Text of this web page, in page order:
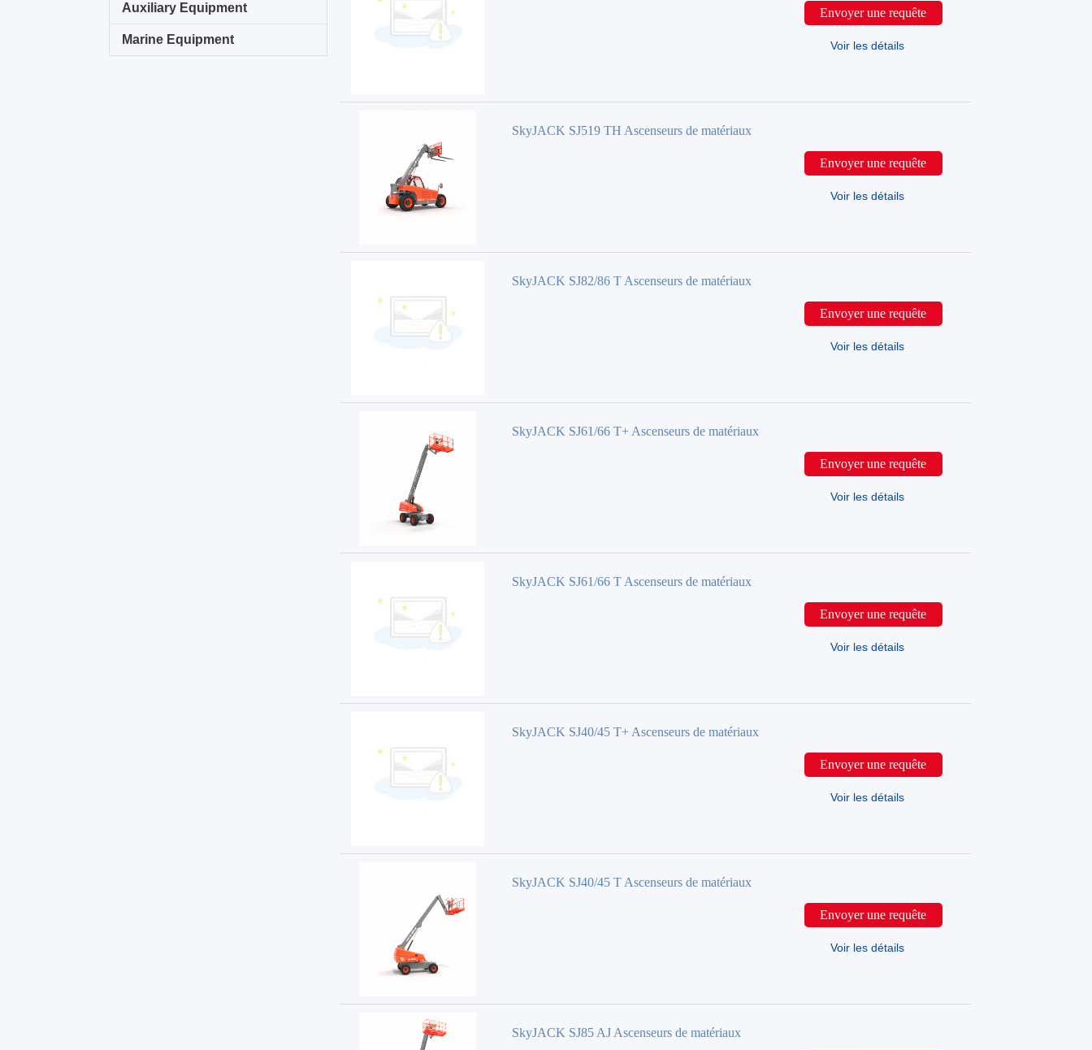
Auxiliary Equipment
Marine Equipment
Envoyer une requête
Voir les détails
SkyJACK SJ519 TH Ascenseurs de matériaux
Envoyer une requête
Voir les détails
SkyJACK SJ82/86 T Ascenseurs de matériaux
Envoyer une requête
Voir les détails
SkyJACK SJ61/66 T+ Ascenseurs de matériaux
Envoyer une requête
Voir les détails
SkyJACK SJ61/66 T Ascenseurs de matériaux
Envoyer une requête
Voir les détails
SkyJACK SJ40/45 T+ Ascenseurs de matériaux
Envoyer une requête
Voir les détails
SkyJACK SJ40/45 T Ascenseurs de matériaux
Envoyer une requête
Voir les détails
SkyJACK SJ85 AJ Ascenseurs de matériaux